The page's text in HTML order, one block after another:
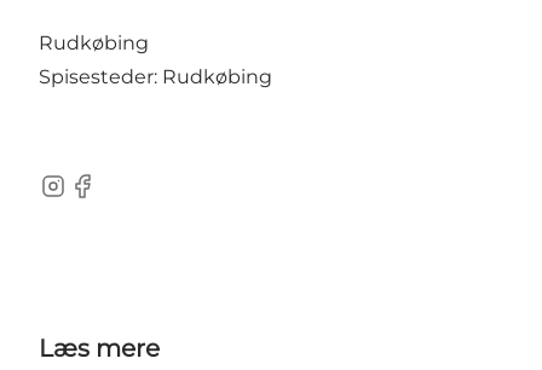
Rudkøbing
Spisesteder: Rudkøbing
Instagram
Facebook
Læs mere